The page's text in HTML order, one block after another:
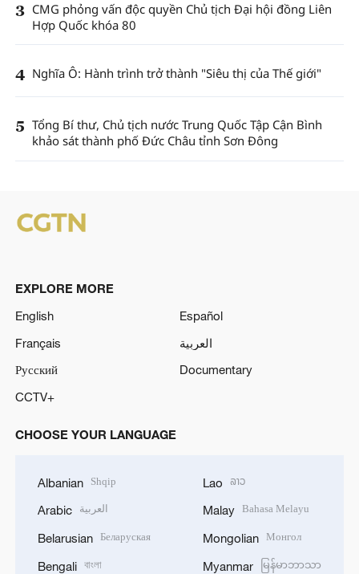
3 CMG phỏng vấn độc quyền Chủ tịch Đại hội đồng Liên
Hợp Quốc khóa 80
4 Nghĩa Ô: Hành trình trở thành "Siêu thị của Thế giới"
5 Tổng Bí thư, Chủ tịch nước Trung Quốc Tập Cận Bình
khảo sát thành phố Đức Châu tỉnh Sơn Đông
EXPLORE MORE
English
Español
Français
العربية
Русский
Documentary
CCTV+
CHOOSE YOUR LANGUAGE
Albanian Shqip
Arabic العربية
Belarusian Беларуская
Bengali বাংলা
Lao ລາວ
Malay Bahasa Melayu
Mongolian Монгол
Myanmar မြန်မာဘာသာ